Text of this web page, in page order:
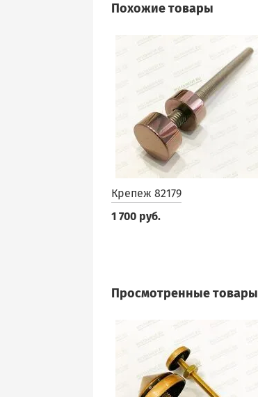
Похожие товары
Крепеж 82179
1 700 руб.
Просмотренные товары